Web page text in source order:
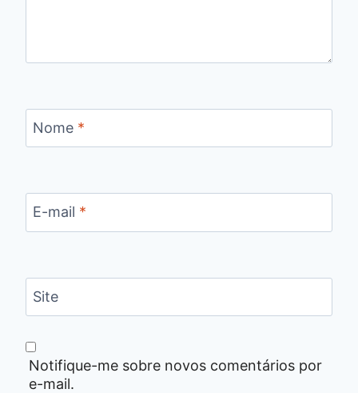
Nome *
E-mail *
Site
Notifique-me sobre novos comentários por
e-mail.